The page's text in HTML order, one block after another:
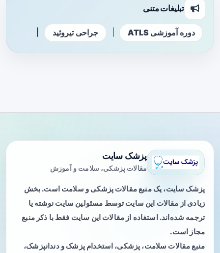
تبلیغات متنی
دوره آموزشی ATLS جراحی تیروئید
پزشک سایت
مقالات پزشکی، سلامت و آموزش
پزشک سایت، یک منبع مقالات پزشکی و سلامت است. بخش
زیادی از مقالات این سایت توسط مسئولین سایت نوشته یا
ترجمه شده‌اند. استفاده از مقالات این سایت فقط با ذکر منبع
مجاز است.
منبع مقالات سلامت، پزشکی، استخدام پزشک و دندانپزشک،